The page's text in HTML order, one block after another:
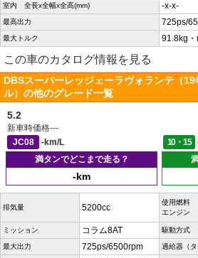
室内 全長x全幅x全高(mm) -x-x-
最高出力 725ps/
最大トルク 91.8kg
この車のカタログ情報を見る
DBSスーパーレッジェーラヴォランテ（
ル）の他のグレード一覧
5.2
新車時価格---
JC08
-km/L 10・15
満タンでどこまで走る？
-km
排気量 5200cc
使用燃料
エンジン
ミッション コラム8AT 駆動方式
最大出力 725ps/6500rpm 過給器（タ